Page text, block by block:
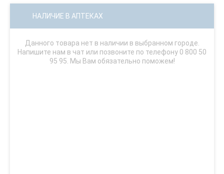
НАЛИЧИЕ В АПТЕКАХ
Данного товара нет в наличии в выбранном городе.
Напишите нам в чат или позвоните по телефону 0 800 50
95 95. Мы Вам обязательно поможем!